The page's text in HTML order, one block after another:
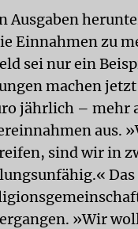
Ausgaben
Einnahmen zu
sei nur ein
machen
jährlich – mehr
aus.
sind wir in
»Wir